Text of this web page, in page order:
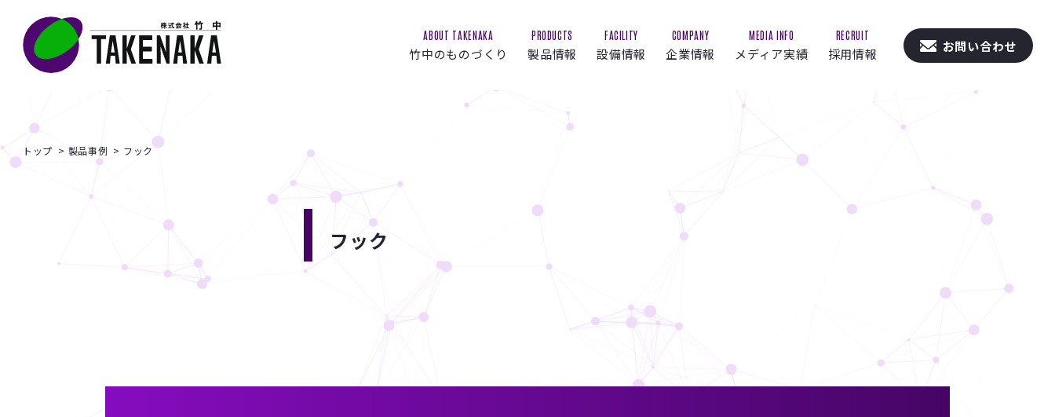
ABOUT TAKENAKA
竹中のものづくり
PRODUCTS
製品情報
FACILITY
設備情報
COMPANY
企業情報
MEDIA INFO
メディア実績
RECRUIT
採用情報 お問い合わせ
トップ 製品事例 フック
フック